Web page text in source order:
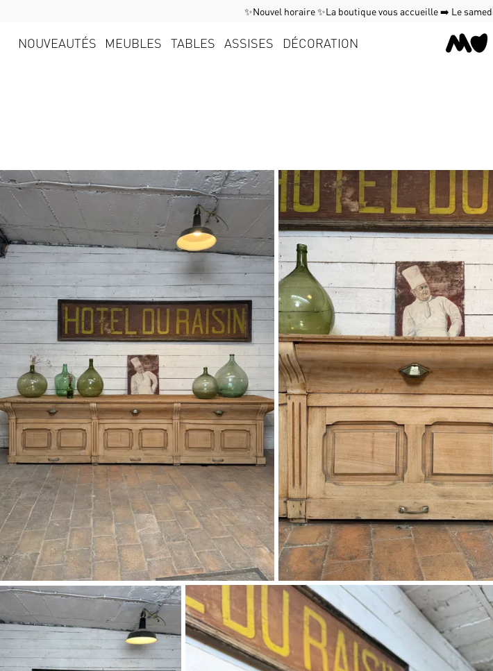
✨Nouvel horaire ✨La boutique vous accueille ➡️ Le
NOUVEAUTÉS MEUBLES TABLES ASSISES DÉCORATION